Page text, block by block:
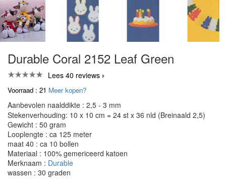
Durable Coral 2152 Leaf Green
Lees 40 reviews
Voorraad : 21 Meer kopen?
Aanbevolen naalddikte : 2,5 - 3 mm
Stekenverhouding: 10 x 10 cm = 24 st x 36 nld (Breinaald 2,5)
Gewicht : 50 gram
Looplengte : ca 125 meter
maat 40 : ca 10 bollen
Materiaal : 100% gemericeerd katoen
Merknaam : Durable
wassen : 30 graden